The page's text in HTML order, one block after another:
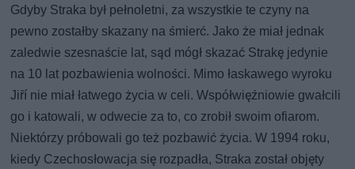
Gdyby Straka był pełnoletni, za wszystkie te czyny na
pewno zostałby skazany na śmierć. Jako że miał jednak
zaledwie szesnaście lat, sąd mógł skazać Strakę jedynie
na 10 lat pozbawienia wolności. Mimo łaskawego wyroku
Jiří nie miał łatwego życia w celi. Współwięźniowie gwałcili
go i katowali, w odwecie za to, co zrobił swoim ofiarom.
Niektórzy próbowali go też pozbawić życia. W 1994 roku,
kiedy Czechosłowacja się rozpadła, Straka został objęty